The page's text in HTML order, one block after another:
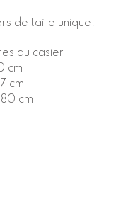
de taille unique.
du casier
cm
cm
cm